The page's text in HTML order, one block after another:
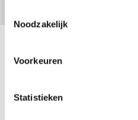
Noodzakelijk
Voorkeuren
Statistieken